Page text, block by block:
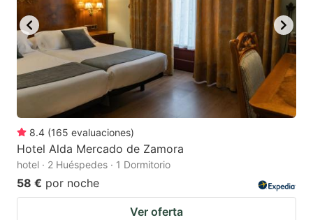
8.4 (165 evaluaciones)
Hotel Alda Mercado de Zamora
hotel · 2 Huéspedes · 1 Dormitorio
58 € por noche
Ver oferta